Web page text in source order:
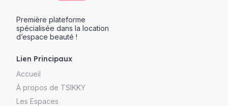
Première plateforme
spécialisée dans la location
d’espace beauté !
Lien Principaux
Accueil
À propos de TSIKKY
Les Espaces